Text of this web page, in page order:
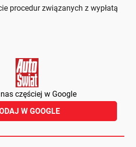
procedur związanych z wypłatą
częściej w Google
W GOOGLE